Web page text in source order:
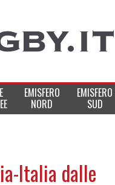
EMISFERO
NORD
EMISFERO
SUD
Italia dalle